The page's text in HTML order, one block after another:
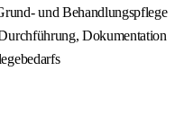
und Behandlungspflege
Dokumentation